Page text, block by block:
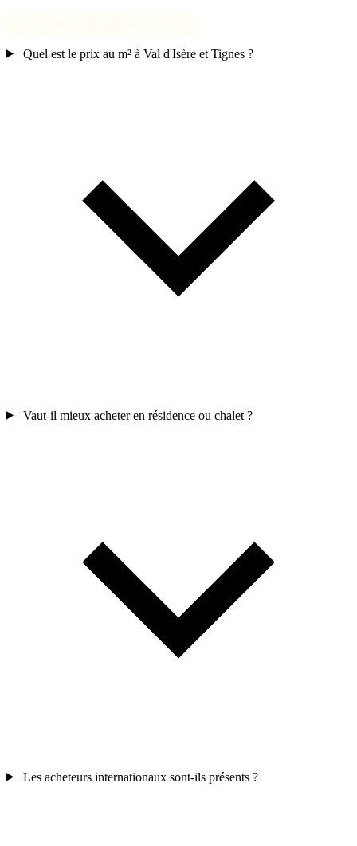
Quel est le prix au m² à Val d'Isère et Tignes ?
Vaut-il mieux acheter en résidence ou chalet ?
Les acheteurs internationaux sont-ils présents ?